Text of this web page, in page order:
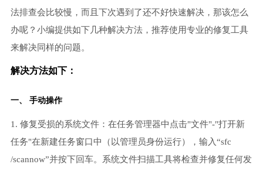
法排查会比较慢，而且下次遇到了还不好快速解决，那该怎么
办呢？小编提供如下几种解决方法，推荐使用专业的修复工具
来解决同样的问题。
解决方法如下：
一、 手动操作
1. 修复受损的系统文件：在任务管理器中点击"文件"-"打开新
任务"在新建任务窗口中（以管理员身份运行），输入“sfc
/scannow”并按下回车。系统文件扫描工具将检查并修复任何发